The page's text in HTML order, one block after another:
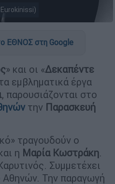
ΕΘΝΟΣ στη Google
» και οι «Δεκαπέντε
εμβληματικά έργα
, παρουσιάζονται στο
την Παρασκευή
τραγουδούν ο
η Μαρία Κωστράκη.
Συμμετέχει
Την παραγωγή